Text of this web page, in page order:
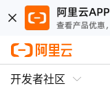
开发者社区